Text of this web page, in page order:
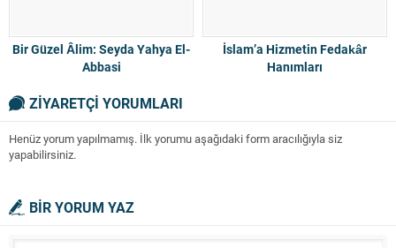
Bir Güzel Âlim: Seyda Yahya El-
Abbasi
İslam’a Hizmetin Fedakâr
Hanımları
ZİYARETÇİ YORUMLARI
Henüz yorum yapılmamış. İlk yorumu aşağıdaki form aracılığıyla siz
yapabilirsiniz.
BİR YORUM YAZ